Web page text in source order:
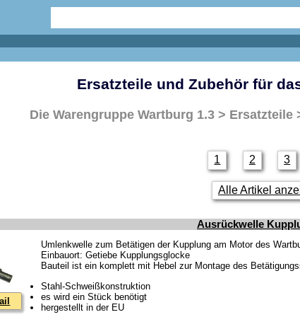
Ersatzteile und Zubehör für
Die Warengruppe Wartburg 1.3 > Ersatzteile
1 2 3
Alle Artikel
Ausrückwelle
Umlenkwelle zum Betätigen der Kupplung am Motor des
Einbauort: Getiebe Kupplungsglocke
Bauteil ist ein komplett mit Hebel zur Montage des
Stahl-Schweißkonstruktion
es wird ein Stück benötigt
hergestellt in der EU